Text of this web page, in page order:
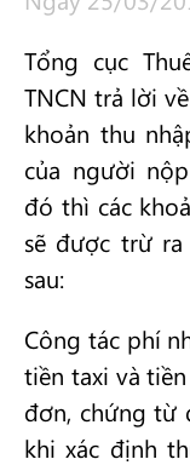
Tổng cục
TNCN trả lời
khoản thu
của người
đó thì các
sẽ được trừ
sau:
Công tác phí
tiền taxi và
đơn, chứng từ
khi xác định